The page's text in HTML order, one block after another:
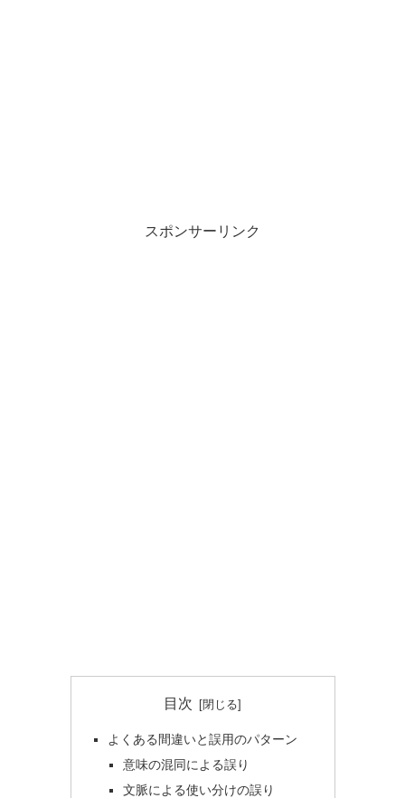
スポンサーリンク
目次
よくある間違いと誤用のパターン
意味の混同による誤り
文脈による使い分けの誤り